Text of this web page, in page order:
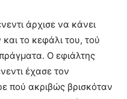
άρχισε να κάνει
το κεφάλι του, τού
Ο εφιάλτης
έχασε τον
πού ακριβώς βρισκόταν